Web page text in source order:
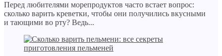
Перед любителями морепродуктов часто встает вопрос:
сколько варить креветки, чтобы они получились вкусными
и тающими во рту? Ведь...